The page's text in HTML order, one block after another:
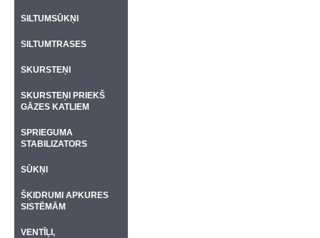
SILTUMSŪKŅI
SILTUMTRASES
SKURSTEŅI
SKURSTEŅI PRIEKŠ
GĀZES KATLIEM
SPRIEGUMA
STABILIZATORS
SŪKŅI
ŠĶIDRUMI APKURES
SISTĒMĀM
VENTĪĻI,